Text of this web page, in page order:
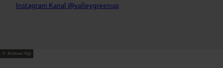
Instagram Kanal @valleygreenup
© Andreas Vigl